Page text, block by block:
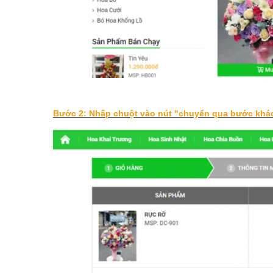
Bước 2: Nhấp chuột vào nút "chuyển qua bước